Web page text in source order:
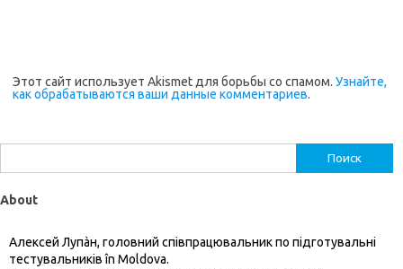
Этот сайт использует Akismet для борьбы со спамом. Узнайте,
как обрабатываются ваши данные комментариев.
About
Алексей Лупàн, головний спiвпрацювальник по підготувальні
тестувальників în Moldova.